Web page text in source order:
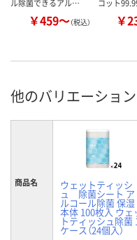
ル除菌できるアル…
￥459～（税込）
コット
￥
他のバリエーション
商品名 ウェットティッシ
ュ 除菌シート ア
ルコール除菌 保湿
本体 100枚入 ウェ
トティッシュ除菌
ケース（24個入）